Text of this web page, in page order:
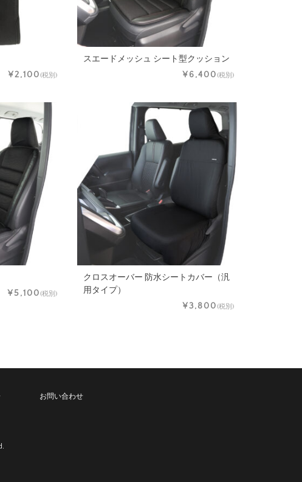
¥2,100(税別)
スエードメッシュ シート型クッション
¥6,400(税別)
¥5,100(税別)
クロスオーバー 防水シートカバー（汎
用タイプ）
¥3,800(税別)
お問い合わせ